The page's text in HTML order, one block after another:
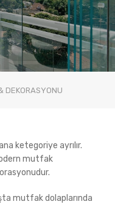
DEKORASYONU
ketegoriye ayrılır.
mutfak
mutfak dolaplarında